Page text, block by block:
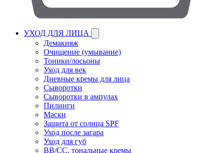
УХОД ДЛЯ ЛИЦА
Демакияж
Очищение (умывание)
Тоники/лосьоны
Уход для век
Дневные кремы для лица
Сыворотки
Сыворотки в ампулах
Пилинги
Маски
Защита от солнца SPF
Уход после загара
Уход для губ
BB/CC, тональные кремы